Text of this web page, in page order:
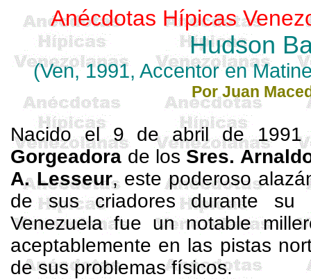
Anécdotas Hípicas
Hudson
(Ven, 1991, Accentoren
Por Juan
Nacido el 9 de abril de
Gorgeadora de losSres.
A.Lesseur, este poderoso
de sus criadores durante su
Venezuela fue un notable
aceptablemente en las pistas
de sus problemas físicos.